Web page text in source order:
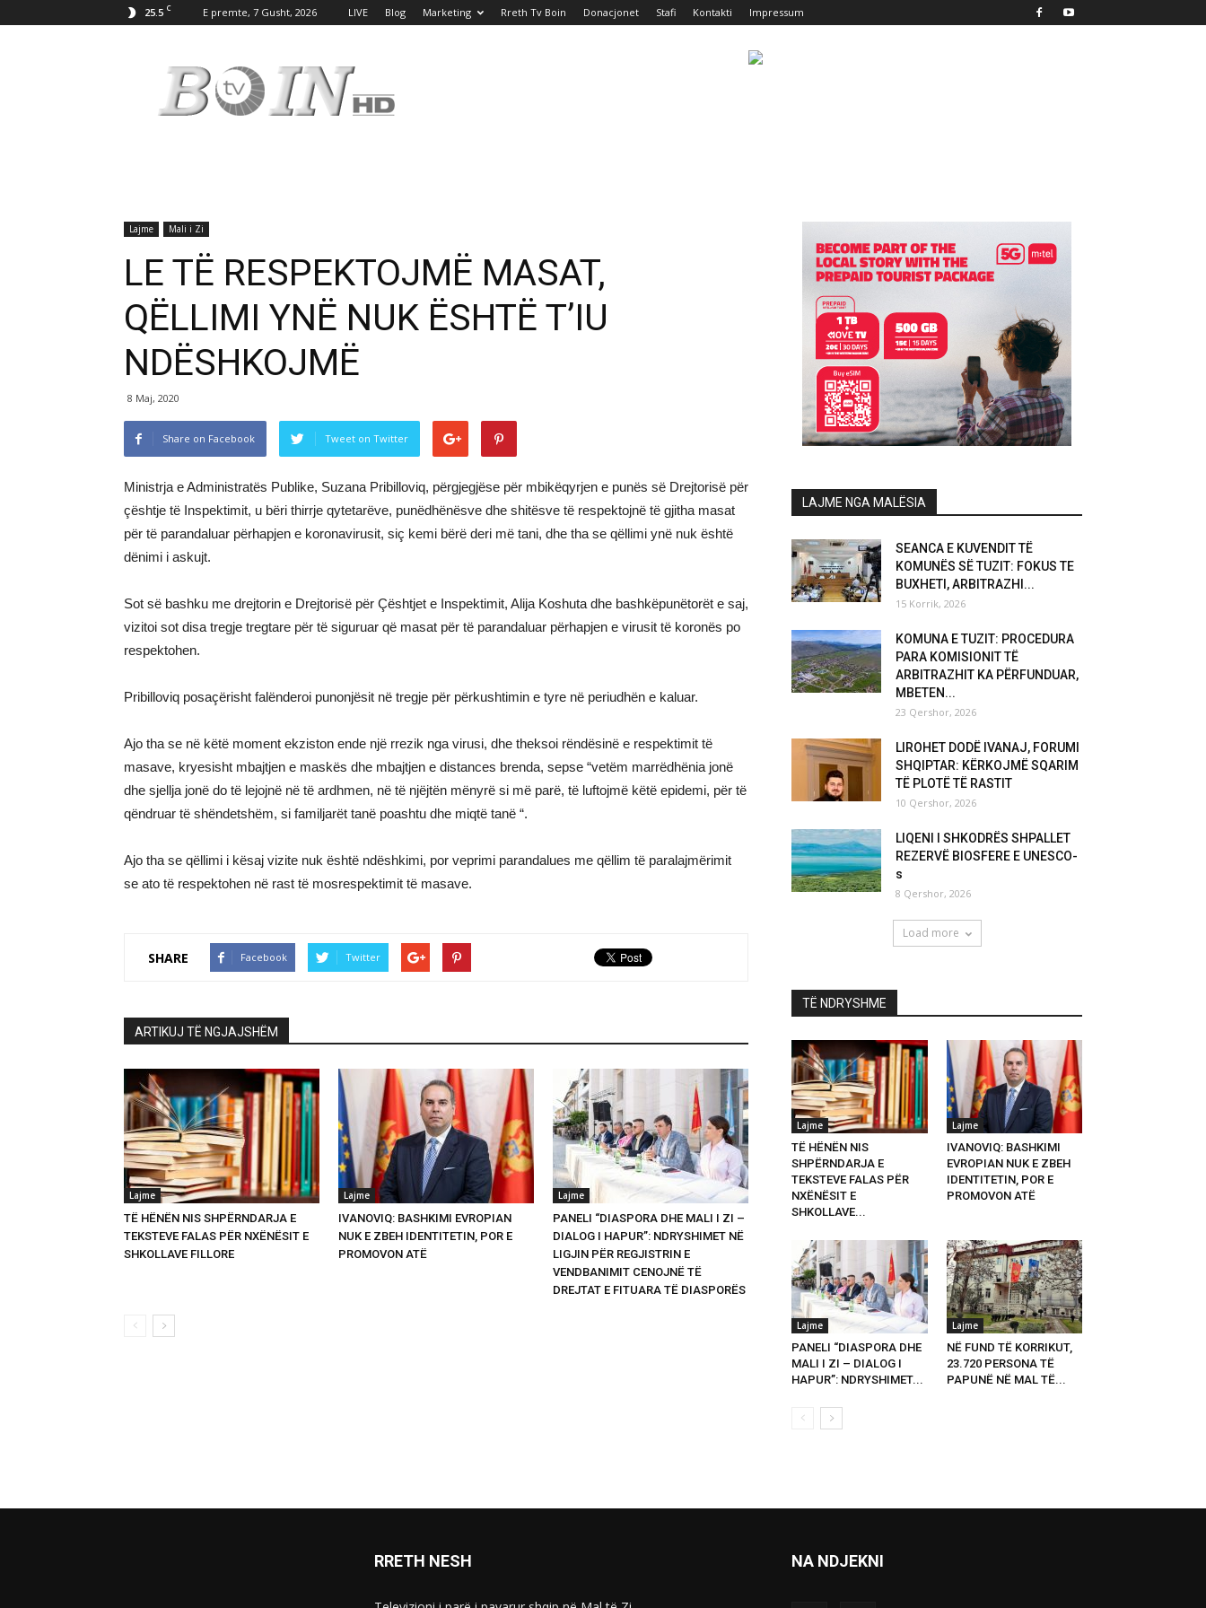
25.5 C E premte, 7 Gusht, 2026 LIVE Blog Marketing Rreth Tv Boin Donacjonet Stafi Kontakti Impressum
Boin
Lajme Mali i Zi
LE TË RESPEKTOJMË MASAT,
QËLLIMI YNË NUK ËSHTË T’IU
NDËSHKOJMË
8 Maj, 2020
Share on Facebook Tweet on Twitter
Ministrja e Administratës Publike, Suzana Pribilloviq, përgjegjëse për mbikëqyrjen e punës së Drejtorisë për
çështje të Inspektimit, u bëri thirrje qytetarëve, punëdhënësve dhe shitësve të respektojnë të gjitha masat
për të parandaluar përhapjen e koronavirusit, siç kemi bërë deri më tani, dhe tha se qëllimi ynë nuk është
dënimi i askujt.
Sot së bashku me drejtorin e Drejtorisë për Çështjet e Inspektimit, Alija Koshuta dhe bashkëpunëtorët e saj,
vizitoi sot disa tregje tregtare për të siguruar që masat për të parandaluar përhapjen e virusit të koronës po
respektohen.
Pribilloviq posaçërisht falënderoi punonjësit në tregje për përkushtimin e tyre në periudhën e kaluar.
Ajo tha se në këtë moment ekziston ende një rrezik nga virusi, dhe theksoi rëndësinë e respektimit të
masave, kryesisht mbajtjen e maskës dhe mbajtjen e distances brenda, sepse “vetëm marrëdhënia jonë
dhe sjellja jonë do të lejojnë në të ardhmen, në të njëjtën mënyrë si më parë, të luftojmë këtë epidemi, për të
qëndruar të shëndetshëm, si familjarët tanë poashtu dhe miqtë tanë “.
Ajo tha se qëllimi i kësaj vizite nuk është ndëshkimi, por veprimi parandalues me qëllim të paralajmërimit
se ato të respektohen në rast të mosrespektimit të masave.
SHARE Facebook Twitter
ARTIKUJ TË NGJAJSHËM
Lajme
TË HËNËN NIS SHPËRNDARJA E
TEKSTEVE FALAS PËR NXËNËSIT E
SHKOLLAVE FILLORE
Lajme
IVANOVIQ: BASHKIMI EVROPIAN
NUK E ZBEH IDENTITETIN, POR E
PROMOVON ATË
Lajme
PANELI “DIASPORA DHE MALI I ZI –
DIALOG I HAPUR”: NDRYSHIMET NË
LIGJIN PËR REGJISTRIN E
VENDBANIMIT CENOJNË TË
DREJTAT E FITUARA TË DIASPORËS
LAJME NGA MALËSIA
SEANCA E KUVENDIT TË
KOMUNËS SË TUZIT: FOKUS TE
BUXHETI, ARBITRAZHI...
15 Korrik, 2026
KOMUNA E TUZIT: PROCEDURA
PARA KOMISIONIT TË
ARBITRAZHIT KA PËRFUNDUAR,
MBETEN...
23 Qershor, 2026
LIROHET DODË IVANAJ, FORUMI
SHQIPTAR: KËRKOJMË SQARIM
TË PLOTË TË RASTIT
10 Qershor, 2026
LIQENI I SHKODRËS SHPALLET
REZERVË BIOSFERE E UNESCO-
s
8 Qershor, 2026
Load more
TË NDRYSHME
Lajme
TË HËNËN NIS
SHPËRNDARJA E
TEKSTEVE FALAS PËR
NXËNËSIT E
SHKOLLAVE...
Lajme
IVANOVIQ: BASHKIMI
EVROPIAN NUK E ZBEH
IDENTITETIN, POR E
PROMOVON ATË
Lajme
PANELI “DIASPORA DHE
MALI I ZI – DIALOG I
HAPUR”: NDRYSHIMET...
Lajme
NË FUND TË KORRIKUT,
23.720 PERSONA TË
PAPUNË NË MAL TË...
RRETH NESH NA NDJEKNI